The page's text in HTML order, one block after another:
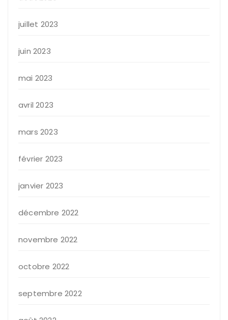
juillet 2023
juin 2023
mai 2023
avril 2023
mars 2023
février 2023
janvier 2023
décembre 2022
novembre 2022
octobre 2022
septembre 2022